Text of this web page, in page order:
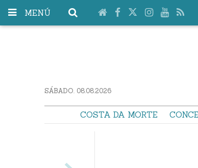
MENÚ
SÁBADO. 08.08.2026
COSTA DA MORTE